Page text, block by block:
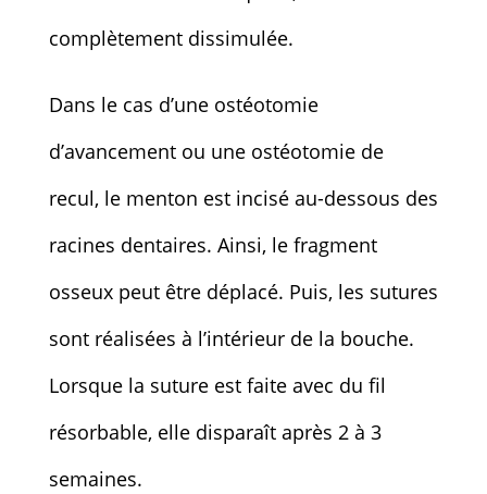
complètement dissimulée.
Dans le cas d’une ostéotomie
d’avancement ou une ostéotomie de
recul, le menton est incisé au-dessous des
racines dentaires. Ainsi, le fragment
osseux peut être déplacé. Puis, les sutures
sont réalisées à l’intérieur de la bouche.
Lorsque la suture est faite avec du fil
résorbable, elle disparaît après 2 à 3
semaines.